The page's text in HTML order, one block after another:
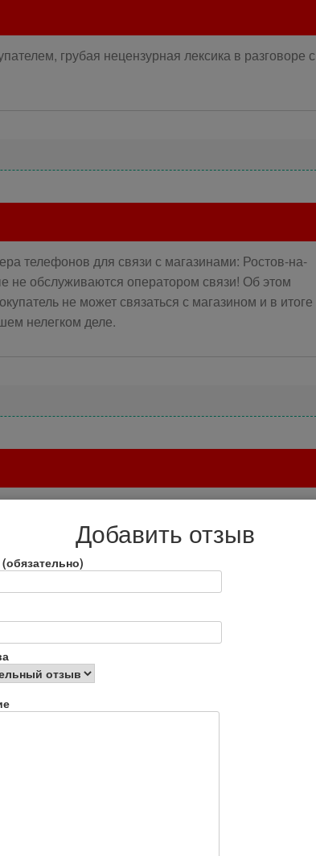
грубая нецензурная лексика в разговоре с
телефонов для связи с магазинами: Ростов-на-
не обслуживаются оператором связи! Об этом
не может связаться с магазином и в итоге
нелегком деле.
отношение к сотрудникам хамское, тк то
И полное безобразие. Личная неприязнь
я на полке вещевой вот такие симпатичные
Добавить отзыв